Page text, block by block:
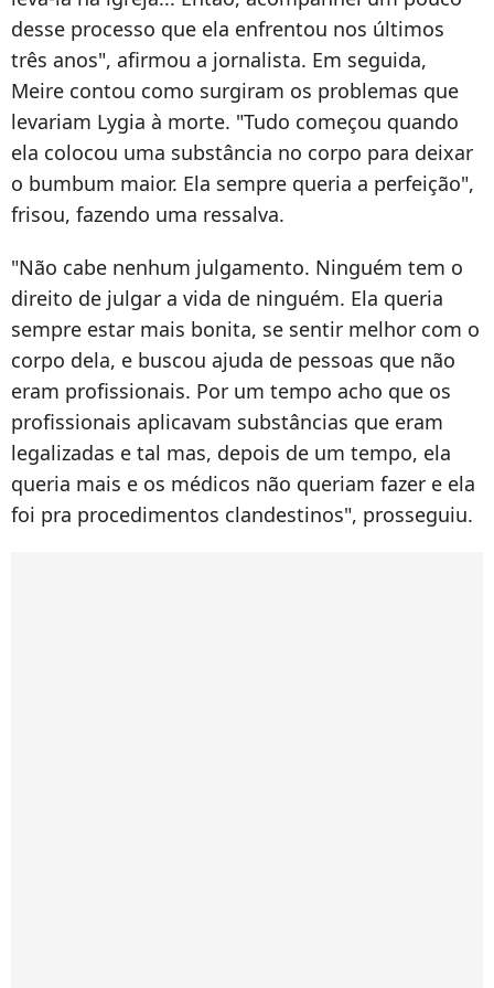
desse processo que ela enfrentou nos últimos
três anos", afirmou a jornalista. Em seguida,
Meire contou como surgiram os problemas que
levariam Lygia à morte. "Tudo começou quando
ela colocou uma substância no corpo para deixar
o bumbum maior. Ela sempre queria a perfeição",
frisou, fazendo uma ressalva.
"Não cabe nenhum julgamento. Ninguém tem o
direito de julgar a vida de ninguém. Ela queria
sempre estar mais bonita, se sentir melhor com o
corpo dela, e buscou ajuda de pessoas que não
eram profissionais. Por um tempo acho que os
profissionais aplicavam substâncias que eram
legalizadas e tal mas, depois de um tempo, ela
queria mais e os médicos não queriam fazer e ela
foi pra procedimentos clandestinos", prosseguiu.